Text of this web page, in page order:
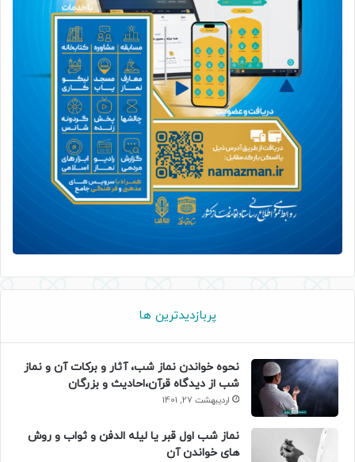
پربازدیدترین ها
نحوه خواندن نماز شب، آثار و برکات آن و نماز
شب از دیدگاه قرآن،احادیث و بزرگان
اردیبهشت 27, 1401
نماز شب اول قبر یا لیله الدفن و ثواب و روش
های خواندن آن